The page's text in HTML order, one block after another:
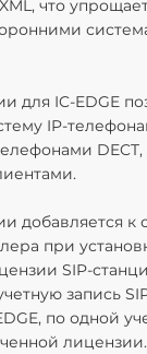
что
для IC-EDGE
IP-
добавляется к
при
SIP-
запись
по одной